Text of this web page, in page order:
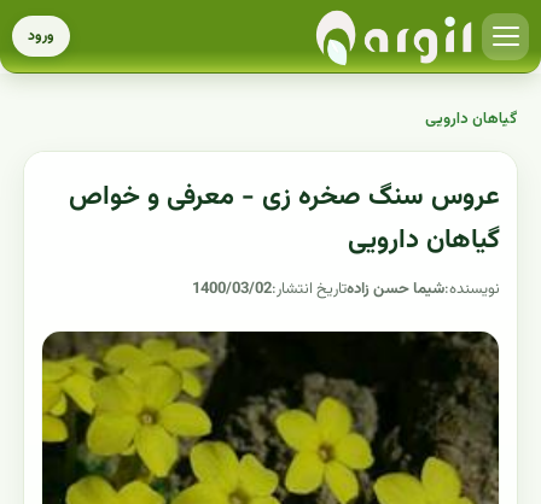
ورود
گیاهان دارویی
عروس سنگ صخره زی - معرفی و خواص
گیاهان دارویی
نویسنده:شیما حسن زادهتاریخ انتشار:1400/03/02